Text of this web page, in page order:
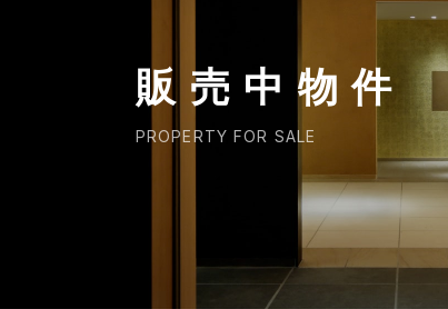
販売中物件
PROPERTY FOR SALE